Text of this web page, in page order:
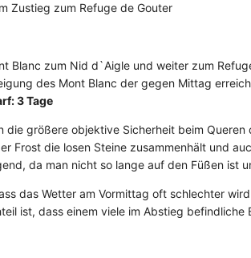
Zustieg zum Refuge de Gouter
Blanc zum Nid d`Aigle und weiter zum
des Mont Blanc der gegen Mittag
3 Tage
die größere objektive Sicherheit beim
Frost die losen Steine zusammenhält und
da man nicht so lange auf den Füßen ist
das Wetter am Vormittag oft schlechter
ist, dass einem viele im Abstieg